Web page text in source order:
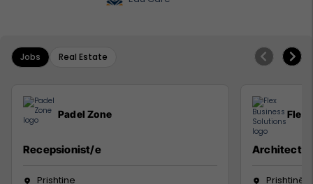
Jobs Real Estate
Padel Zone
Recepsionist/e
Prishtine
Flex
Architect
Prishtinë